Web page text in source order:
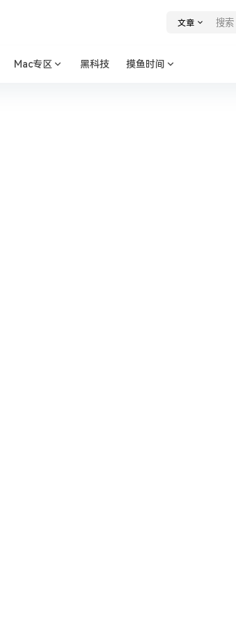
文章
Mac专区 黑科技 摸鱼时间